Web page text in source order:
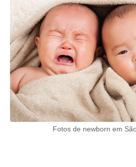
Fotos de newborn em